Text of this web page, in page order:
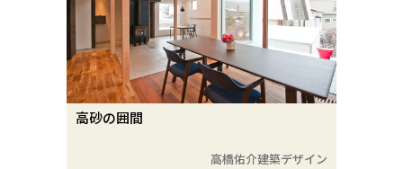
高砂の囲間
高橋佑介建築デザイン